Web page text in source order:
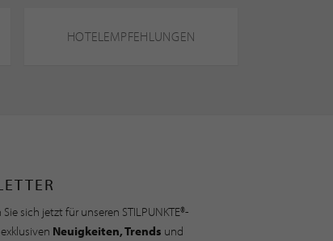
HOTELEMPFEHLUNGEN
sich jetzt für unseren STILPUNKTE®-
Neuigkeiten, Trends und